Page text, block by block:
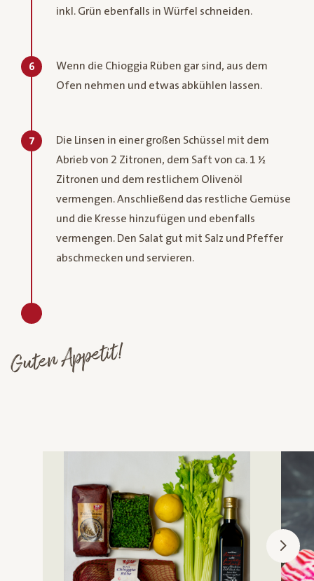
inkl. Grün ebenfalls in Würfel schneiden.
6
Wenn die Chioggia Rüben gar sind, aus dem
Ofen nehmen und etwas abkühlen lassen.
7
Die Linsen in einer großen Schüssel mit dem
Abrieb von 2 Zitronen, dem Saft von ca. 1 ½
Zitronen und dem restlichem Olivenöl
vermengen. Anschließend das restliche Gemüse
und die Kresse hinzufügen und ebenfalls
vermengen. Den Salat gut mit Salz und Pfeffer
abschmecken und servieren.
Guten Appetit!